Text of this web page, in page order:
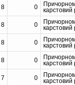
8 0
карстовий
8 0
карстовий
8 0
карстовий
8 0
карстовий
7 0
карстовий